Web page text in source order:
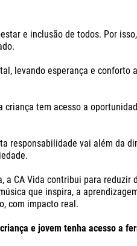
e inclusão de todos. Por
levando esperança e conforto
tem acesso a
responsabilidade vai além da
a CA Vida contribui para reduzir
que inspira, a
com impacto real.
e jovem tenha acesso a